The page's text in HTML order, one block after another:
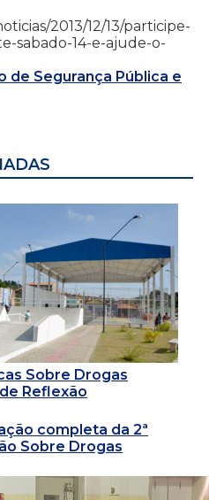
2013/12/13/participe-
sabado-14-e-ajude-o-
de Segurança Pública e
Sobre Drogas
Reflexão
completa da 2ª
Sobre Drogas